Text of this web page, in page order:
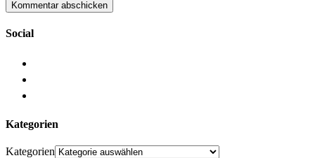
Social
Kategorien
Kategorien